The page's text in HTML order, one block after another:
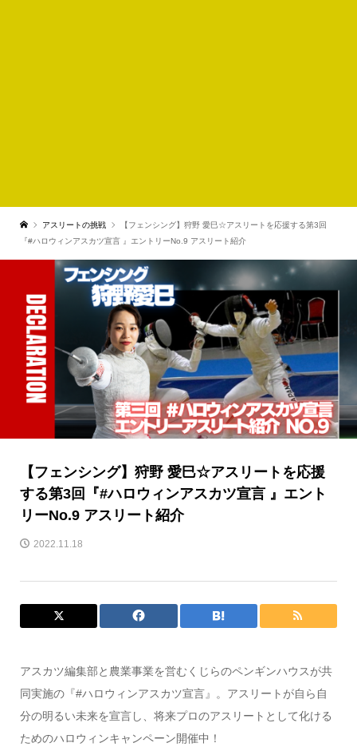
アスリートの挑戦
【フェンシング】狩野 愛巳☆アスリートを応援する第3回
『#ハロウィンアスカツ宣言 』エントリーNo.9 アスリート紹介
【フェンシング】狩野 愛巳☆アスリートを応援
する第3回『#ハロウィンアスカツ宣言 』エント
リーNo.9 アスリート紹介
2022.11.18
アスカツ編集部と農業事業を営むくじらのペンギンハウスが共
同実施の『#ハロウィンアスカツ宣言』。アスリートが自ら自
分の明るい未来を宣言し、将来プロのアスリートとして化ける
ためのハロウィンキャンペーン開催中！